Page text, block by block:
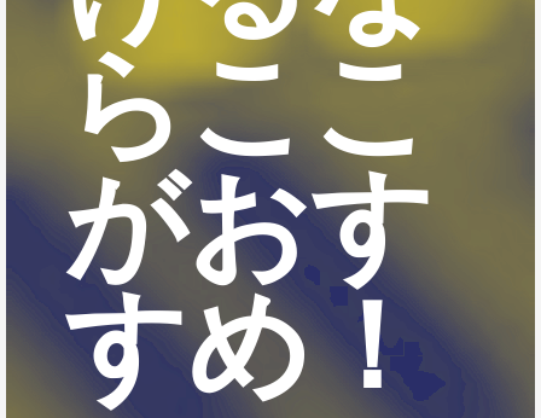
らここ
がおす
すめ！